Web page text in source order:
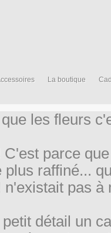
La boutique
les fleurs
parce
plus raffiné...
pas
détail un